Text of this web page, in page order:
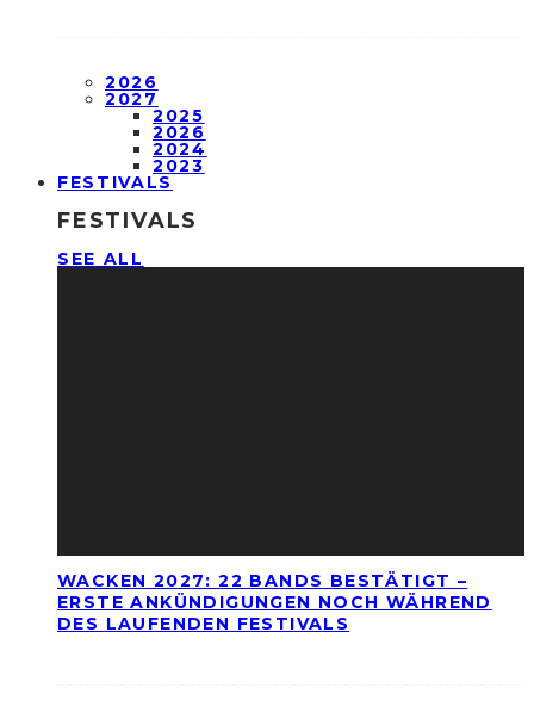
2026
2027
2025
2026
2024
2023
FESTIVALS
FESTIVALS
SEE ALL
WACKEN 2027: 22 BANDS BESTÄTIGT –
ERSTE ANKÜNDIGUNGEN NOCH WÄHREND
DES LAUFENDEN FESTIVALS